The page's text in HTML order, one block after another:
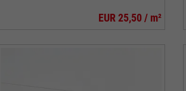
EUR 25,50 / m²